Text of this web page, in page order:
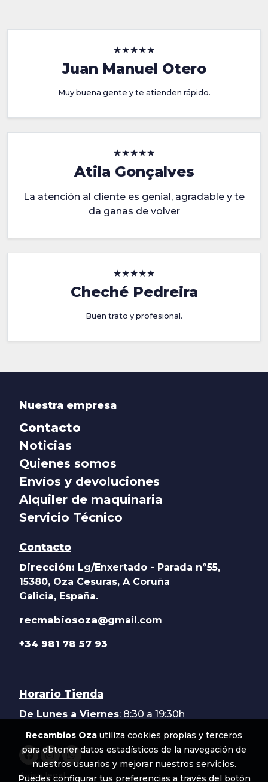
★★★★★
Juan Manuel Otero
Muy buena gente y te atienden rápido.
★★★★★
Atila Gonçalves
La atención al cliente es genial, agradable y te
da ganas de volver
★★★★★
Cheché Pedreira
Buen trato y profesional.
Nuestra empresa
Contacto
Noticias
Quienes somos
Envíos y devoluciones
Alquiler de maquinaria
Servicio Técnico
Contacto
Dirección: Lg/Enxertado - Parada nº55,
15380, Oza Cesuras, A Coruña
Galicia, España.
recmabiosoza@gmail.com
+34 981 78 57 93
Horario Tienda
De Lunes a Viernes: 8:30 a 19:30h
Aviso legal
Recambios Oza utiliza cookies propias y terceros
para obtener datos estadísticos de la navegación de
nuestros usuarios y mejorar nuestros servicios.
Puedes configurar tus preferencias a través del botón